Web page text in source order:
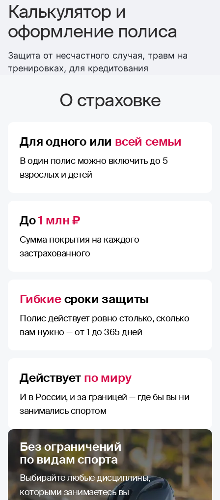
Калькулятор и
оформление полиса
Защита от несчастного случая, травм на
тренировках, для кредитования
О страховке
Для одного или всей семьи
В один полис можно включить до 5
взрослых и детей
До1 млн ₽
Сумма покрытия на каждого
застрахованного
Гибкиесроки защиты
Полис действует ровно столько, сколько
вам нужно — от 1 до 365 дней
Действует по миру
И в России, и за границей — где бы вы ни
занимались спортом
Без ограничений
по видам спорта
Выбирайте любые дисциплины,
которыми занимаетесь вы